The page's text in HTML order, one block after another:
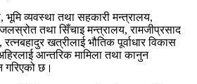
भूमि व्यवस्था तथा सहकारी मन्त्रालय,
तथा सिँचाइ मन्त्रालय, रामजीप्रसाद
खत्रीलाई भौतिक पूर्वाधार विकास
आन्तरिक मामिला तथा कानुन
गरिएको छ।